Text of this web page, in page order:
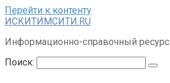
Перейти к контенту
ИСКИТИМСИТИ.RU
Информационно-справочный ресурс
Поиск: